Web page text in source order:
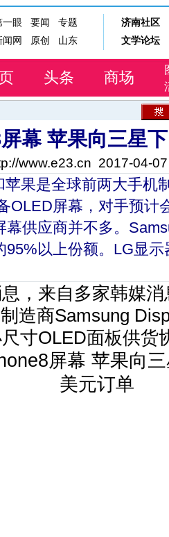
头条 商场
幕 苹果向三星
www.e23.cn 2017-04-07
果是全球前两大手机
OLED屏幕，对手预计
幕供应商并不多。
95%以上份额。LG显
来自多家韩媒消
造商Samsung
寸OLED面板供货